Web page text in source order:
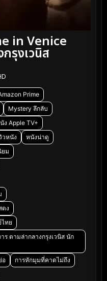
in Venice
รุงเวนิส
Prime
Mystery ลึกลับ
ง Apple TV+
วหนัง
หนังน่าดู
ม
ดง
ทย
ร ตามล่ากลางกรุงเวนิส นัก
อ
การหักมุมที่คาดไม่ถึง